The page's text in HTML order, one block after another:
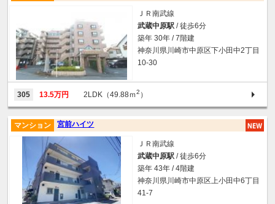
ＪＲ南武線
武蔵中原駅 / 徒歩6分
築年 30年 / 7階建
神奈川県川崎市中原区下小田中2丁目
10-30
305 13.5万円 2LDK（49.88ｍ2 ）
宮前ハイツ
マンション
ＪＲ南武線
武蔵中原駅 / 徒歩6分
築年 43年 / 4階建
神奈川県川崎市中原区上小田中6丁目
41-7